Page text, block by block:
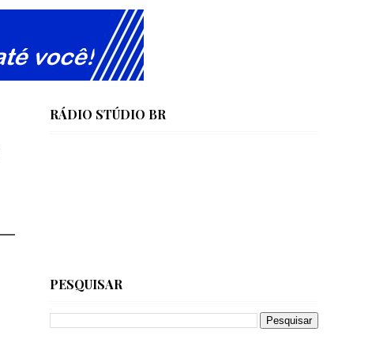
RÁDIO STÚDIO BR
PESQUISAR